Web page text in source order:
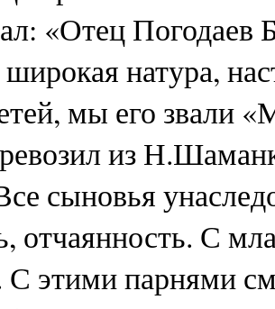
«Отец
широкая натура,
мы его звали
из
сыновья
отчаянность. С
С этими парнями